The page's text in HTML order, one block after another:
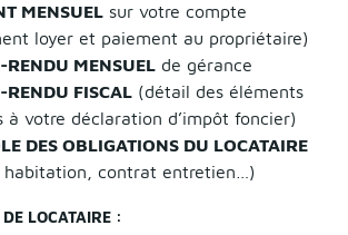
MENSUEL sur votre compte
loyer et paiement au propriétaire)
RENDU MENSUEL de gérance
RENDU FISCAL (détail des éléments
à votre déclaration d’impôt foncier)
DES OBLIGATIONS DU LOCATAIRE
habitation, contrat entretien…)
LOCATAIRE :